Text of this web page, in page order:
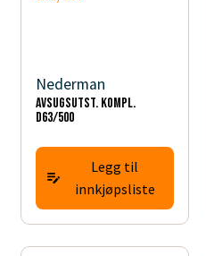
Nederman
Avsugsutst. kompl.
d63/500
Legg til
innkjøpsliste